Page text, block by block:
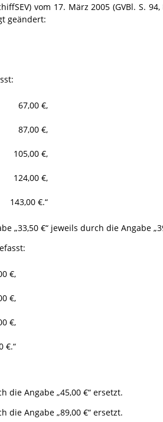
vom 17. März 2005 (GVBl. S.
geändert:
67,00 €,
87,00 €,
105,00 €,
124,00 €,
143,00 €.“
„33,50 €“ jeweils durch die Angabe
€,
€,
€,
€.“
die Angabe „45,00 €“ ersetzt.
die Angabe „89,00 €“ ersetzt.